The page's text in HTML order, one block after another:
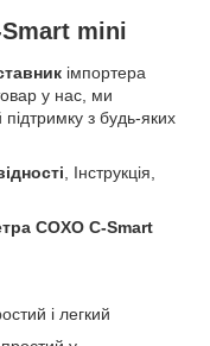
mini
імпортера
у нас, ми
з будь-яких
, Інструкція,
COXO C-Smart
і легкий